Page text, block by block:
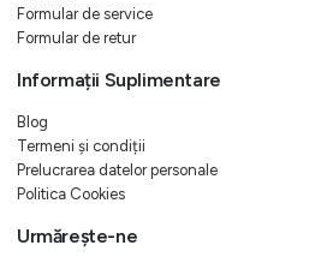
Formular de service
Formular de retur
Informații Suplimentare
Blog
Termeni și condiții
Prelucrarea datelor personale
Politica Cookies
Urmărește-ne